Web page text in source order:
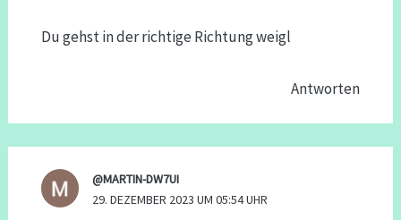
Du gehst in der richtige Richtung weigl
Antworten
@MARTIN-DW7UI
29. DEZEMBER 2023 UM 05:54 UHR